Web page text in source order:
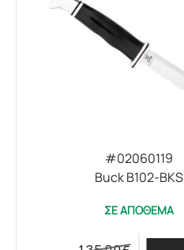
#02060119
Buck B102-BKS
ΣΕ ΑΠΟΘΕΜΑ